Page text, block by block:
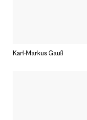
Karl-Markus Gauß